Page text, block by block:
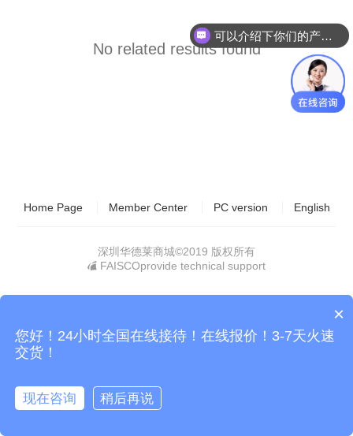
No related results found
Home Page Member Center PC version English
深圳华德莱商城©2019 版权所有
FAISCOprovide technical support
可以介绍下你们的产品么？
×
您好！24小时全国在线接待！在线报价！3-7天火速
交货！
现在咨询
稍后再说
立即咨询！